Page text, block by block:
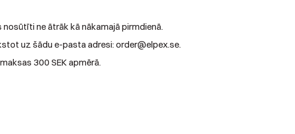
nosūtīti ne ātrāk kā nākamajā pirmdienā.
uz šādu e-pasta adresi: order@elpex.se.
300 SEK apmērā.